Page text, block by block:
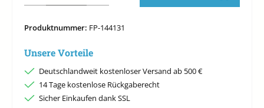
Produktnummer: FP-144131
Unsere Vorteile
Deutschlandweit kostenloser Versand ab 500 €
14 Tage kostenlose Rückgaberecht
Sicher Einkaufen dank SSL